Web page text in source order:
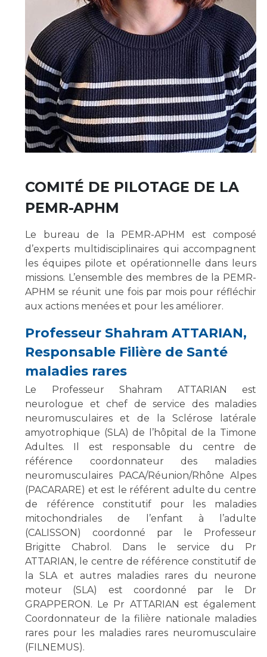
COMITÉ DE PILOTAGE DE LA
PEMR-APHM
Le bureau de la PEMR-APHM est composé
d’experts multidisciplinaires qui accompagnent
les équipes pilote et opérationnelle dans leurs
missions. L’ensemble des membres de la PEMR-
APHM se réunit une fois par mois pour réfléchir
aux actions menées et pour les améliorer.
Professeur Shahram ATTARIAN,
Responsable Filière de Santé
maladies rares
Le Professeur Shahram ATTARIAN est
neurologue et chef de service des maladies
neuromusculaires et de la Sclérose latérale
amyotrophique (SLA) de l’hôpital de la Timone
Adultes. Il est responsable du centre de
référence coordonnateur des maladies
neuromusculaires PACA/Réunion/Rhône Alpes
(PACARARE) et est le référent adulte du centre
de référence constitutif pour les maladies
mitochondriales de l’enfant à l’adulte
(CALISSON) coordonné par le Professeur
Brigitte Chabrol. Dans le service du Pr
ATTARIAN, le centre de référence constitutif de
la SLA et autres maladies rares du neurone
moteur (SLA) est coordonné par le Dr
GRAPPERON. Le Pr ATTARIAN est également
Coordonnateur de la filière nationale maladies
rares pour les maladies rares neuromusculaire
(FILNEMUS).